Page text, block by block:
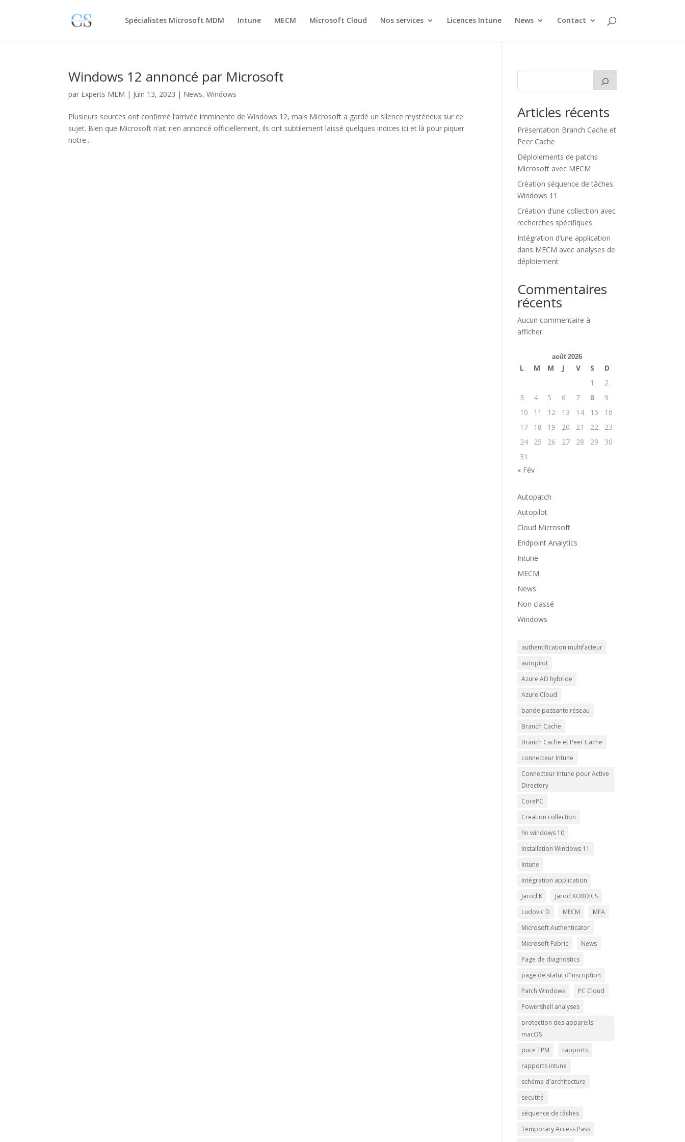
Spécialistes Microsoft MDM Intune MECM Microsoft Cloud Nos services Licences Intune News Contact
Windows 12 annoncé par Microsoft
par Experts MEM | Juin 13, 2023 | News,Windows
Plusieurs sources ont confirmé l’arrivée imminente de Windows 12, mais Microsoft a gardé un silence mystérieux sur ce
sujet. Bien que Microsoft n’ait rien annoncé officiellement, ils ont subtilement laissé quelques indices ici et là pour piquer
notre...
Articles récents
Présentation Branch Cache et
Peer Cache
Déploiements de patchs
Microsoft avec MECM
Création séquence de tâches
Windows 11
Création d’une collection avec
recherches spécifiques
Intégration d’une application
dans MECM avec analyses de
déploiement
Commentaires
récents
Aucun commentaire à
afficher.
août 2026
L M M J V S
D
1
2
3
4 5 6 7 8
9
10
11 12 13 14 15
16
17
18 19 20 21 22
23
24
25 26 27 28 29
30
31
« Fév
Autopatch
Autopilot
Cloud Microsoft
Endpoint Analytics
Intune
MECM
News
Non classé
Windows
authentification multifacteur
autopilot
Azure AD hybride
Azure Cloud
bande passante réseau
Branch Cache
Branch Cache et Peer Cache
connecteur Intune
Connecteur Intune pour Active
Directory
CorePC
Creation collection
fin windows 10
Installation Windows 11
Intune
Intégration application
Jarod.K
Jarod KORDICS
Ludovic D
MECM
MFA
Microsoft Authenticator
Microsoft Fabric
News
Page de diagnostics
page de statut d'inscription
Patch Windows
PC Cloud
Powershell analyses
protection des appareils
macOS
puce TPM
rapports
rapports intune
schéma d'architecture
secutité
séquence de tâches
Temporary Access Pass